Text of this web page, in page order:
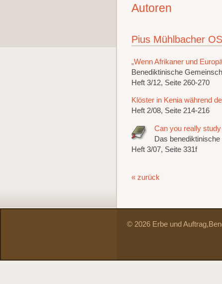
Autoren
Pius Mühlbacher
„Wenn Afrikaner und
Benediktinische
Heft 3/12, Seite 260-270
Klöster in Kenia während
Heft 2/08, Seite 214-216
Can you really
Das
Heft 3/07, Seite 331f
« zurück
© 2026 Erbe und Auftrag,